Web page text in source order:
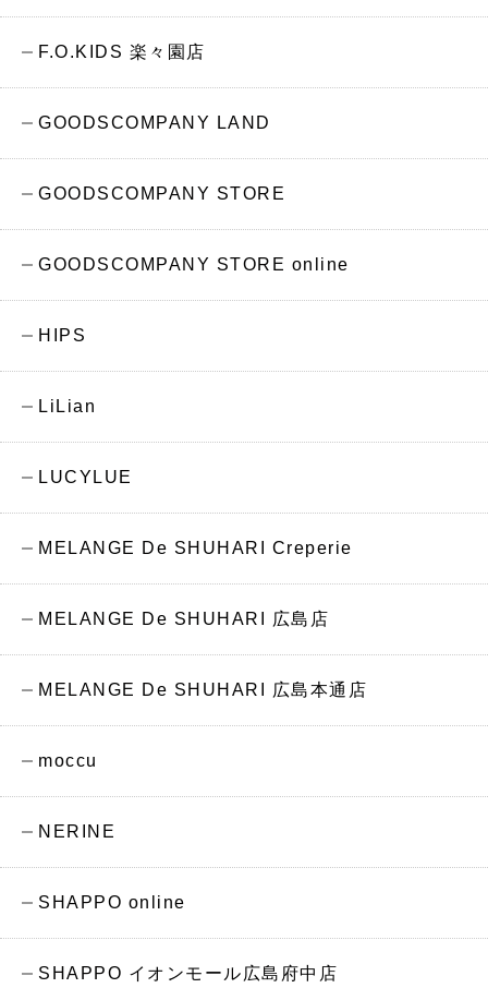
F.O.KIDS 楽々園店
GOODSCOMPANY LAND
GOODSCOMPANY STORE
GOODSCOMPANY STORE online
HIPS
LiLian
LUCYLUE
MELANGE De SHUHARI Creperie
MELANGE De SHUHARI 広島店
MELANGE De SHUHARI 広島本通店
moccu
NERINE
SHAPPO online
SHAPPO イオンモール広島府中店